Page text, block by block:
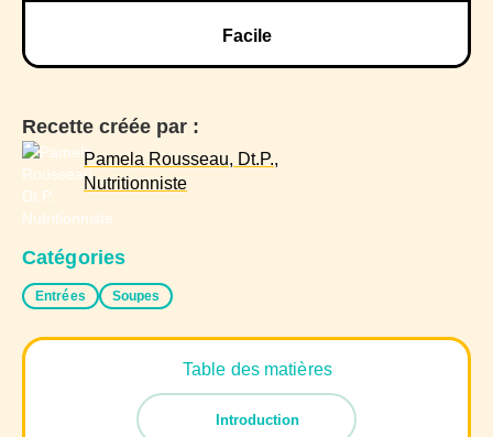
Facile
Recette créée par :
Pamela Rousseau, Dt.P.,
Nutritionniste
Catégories
Entrées Soupes
Table des matières
Introduction